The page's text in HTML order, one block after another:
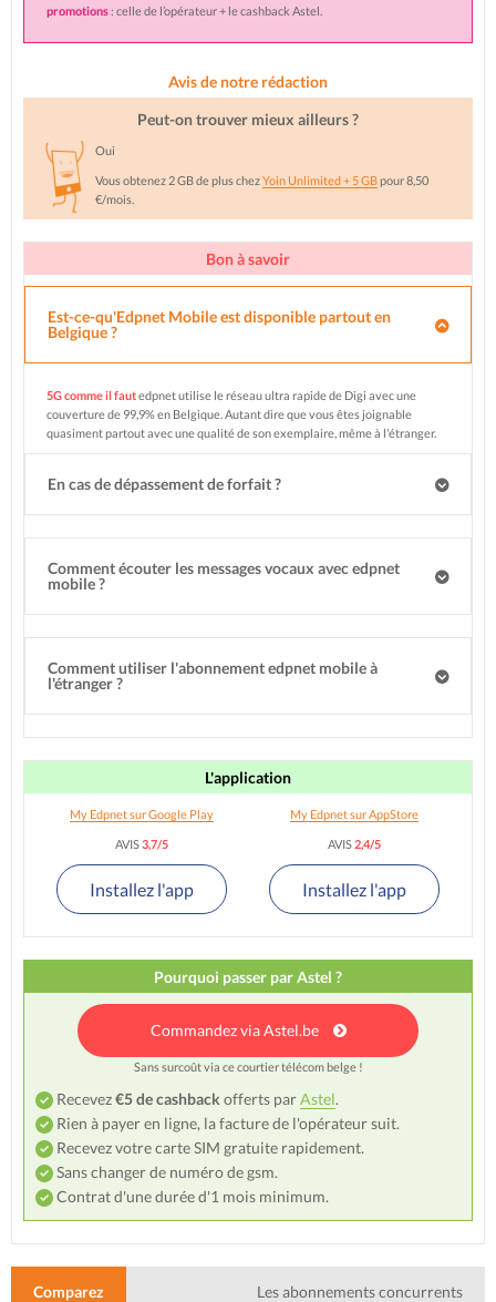
promotions: celle de l’opérateur + le cashback Astel.
Avis de notre rédaction
Peut-on trouver mieux ailleurs ?
Oui
Vous obtenez 2 GB de plus chezYoin Unlimited + 5 GBpour 8,50
€/mois.
Bon à savoir
Est-ce-qu'Edpnet Mobile est disponible partout en
Belgique ?
5G comme il fautedpnet utilise le réseau ultra rapide de Digi avec une
couverture de 99,9% en Belgique. Autant dire que vous êtes joignable
quasiment partout avec une qualité de son exemplaire, même à l'étranger.
En cas de dépassement de forfait ?
Comment écouter les messages vocaux avec edpnet
mobile ?
Comment utiliser l'abonnement edpnet mobile à
l'étranger ?
L'application
My Edpnet sur Google Play
AVIS3,7/5
Installez l'app
My Edpnet sur AppStore
AVIS2,4/5
Installez l'app
Pourquoi passer par Astel ?
Recevez€5 de cashback offerts parAstel.
Rien à payer en ligne, la facture de l'opérateur suit.
Recevez votre carte SIM gratuite rapidement.
Sans changer de numéro de gsm.
Contrat d'une durée d'1 mois minimum.
Commandez via Astel.be
Sans surcoût via ce courtier télécom belge !
Comparez Les abonnements concurrents